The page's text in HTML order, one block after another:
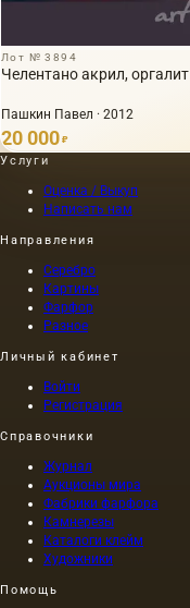
Лот № 3894
Челентано акрил, оргалит
Пашкин Павел · 2012
20 000 ₽
Услуги
Оценка / Выкуп
Написать нам
Направления
Серебро
Картины
Фарфор
Разное
Личный кабинет
Войти
Регистрация
Справочники
Журнал
Аукционы мира
Фабрики фарфора
Камнерезы
Каталоги клейм
Художники
Помощь